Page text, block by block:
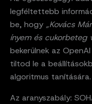
legféltettebb
be, hogy „Kovács
ínyem és cukorbeteg
bekerülnek az
tiltod le a
algoritmus tanítására.
Az aranyszabály: